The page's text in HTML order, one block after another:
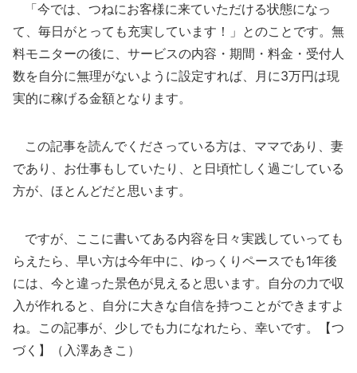
「今では、つねにお客様に来ていただける状態になっ
て、毎日がとっても充実しています！」とのことです。無
料モニターの後に、サービスの内容・期間・料金・受付人
数を自分に無理がないように設定すれば、月に3万円は現
実的に稼げる金額となります。
この記事を読んでくださっている方は、ママであり、妻
であり、お仕事もしていたり、と日頃忙しく過ごしている
方が、ほとんどだと思います。
ですが、ここに書いてある内容を日々実践していっても
らえたら、早い方は今年中に、ゆっくりペースでも1年後
には、今と違った景色が見えると思います。自分の力で収
入が作れると、自分に大きな自信を持つことができますよ
ね。この記事が、少しでも力になれたら、幸いです。【つ
づく】（入澤あきこ）